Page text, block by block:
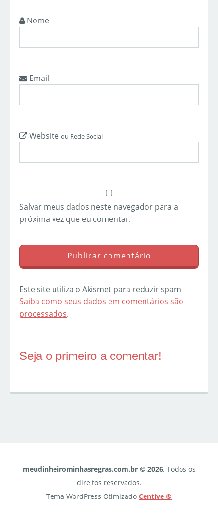
Nome
Email
Website ou Rede Social
Salvar meus dados neste navegador para a
próxima vez que eu comentar.
Este site utiliza o Akismet para reduzir spam.
Saiba como seus dados em comentários são
processados.
Seja o primeiro a comentar!
meudinheirominhasregras.com.br © 2026. Todos os
direitos reservados.
Tema WordPress Otimizado Centive ®